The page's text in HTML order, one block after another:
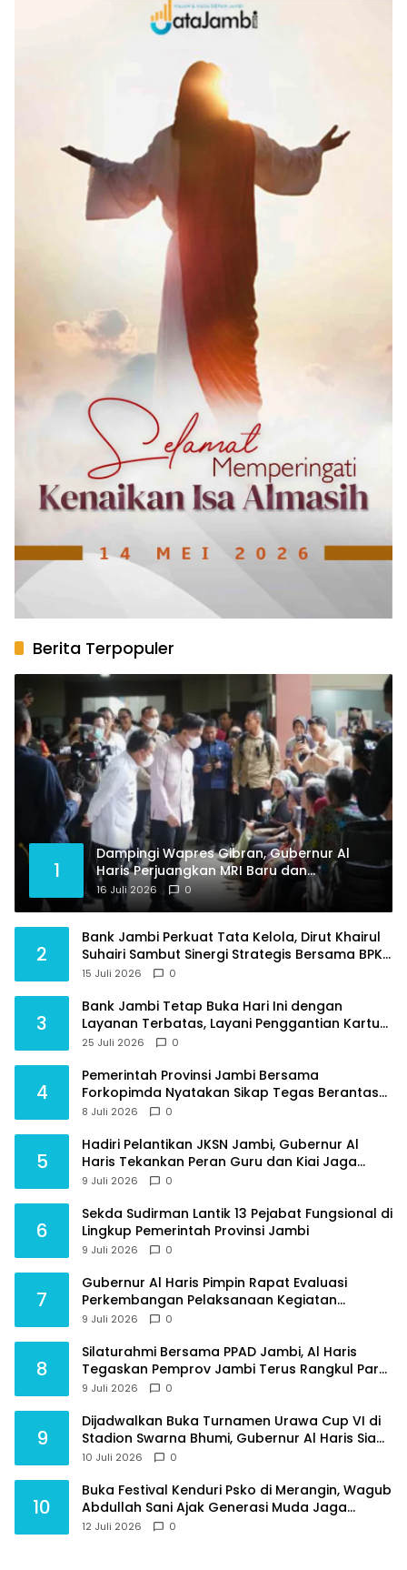
Berita Terpopuler
1
Dampingi Wapres Gibran, Gubernur Al
Haris Perjuangkan MRI Baru dan
Tambahan Dokter Spesialis untuk RSUD
Raden Mattaher
16 Juli 2026 0
2
Bank Jambi Perkuat Tata Kelola, Dirut Khairul
Suhairi Sambut Sinergi Strategis Bersama BPKP
Jambi
15 Juli 2026 0
3
Bank Jambi Tetap Buka Hari Ini dengan
Layanan Terbatas, Layani Penggantian Kartu
ATM dan Perubahan PIN
25 Juli 2026 0
4
Pemerintah Provinsi Jambi Bersama
Forkopimda Nyatakan Sikap Tegas Berantas
Geng Motor
8 Juli 2026 0
5
Hadiri Pelantikan JKSN Jambi, Gubernur Al
Haris Tekankan Peran Guru dan Kiai Jaga
Moral Generasi Bangsa
9 Juli 2026 0
6
Sekda Sudirman Lantik 13 Pejabat Fungsional di
Lingkup Pemerintah Provinsi Jambi
9 Juli 2026 0
7
Gubernur Al Haris Pimpin Rapat Evaluasi
Perkembangan Pelaksanaan Kegiatan
Pembangunan Triwulan II TA 2026
9 Juli 2026 0
8
Silaturahmi Bersama PPAD Jambi, Al Haris
Tegaskan Pemprov Jambi Terus Rangkul Para
Purnawirawan
9 Juli 2026 0
9
Dijadwalkan Buka Turnamen Urawa Cup VI di
Stadion Swarna Bhumi, Gubernur Al Haris Siap
Berlaga Lawan Tim Urawa
10 Juli 2026 0
10
Buka Festival Kenduri Psko di Merangin, Wagub
Abdullah Sani Ajak Generasi Muda Jaga
Budaya dan Jauhi Narkoba
12 Juli 2026 0